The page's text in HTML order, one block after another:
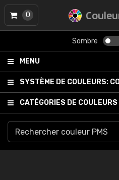
Sombre
MENU
SYSTÈME DE COULEURS:
CATÉGORIES DE COULEURS
0